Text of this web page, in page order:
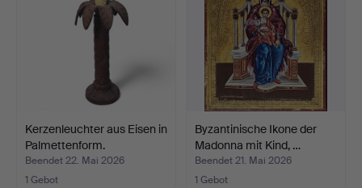
Kerzenleuchter aus Eisen in
Palmettenform.
Beendet 22. Mai 2026
1 Gebot
Byzantinische Ikone der
Madonna mit Kind, …
Beendet 21. Mai 2026
1 Gebot